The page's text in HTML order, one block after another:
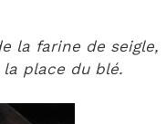
la farine de seigle,
place du blé.